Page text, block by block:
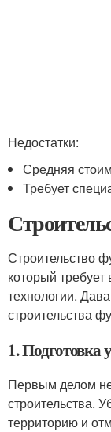
Недостатки:
Средняя
Требует
Строительство
который
технологии.
строительства
1. Подготовка
Первым делом
строительства.
территорию и